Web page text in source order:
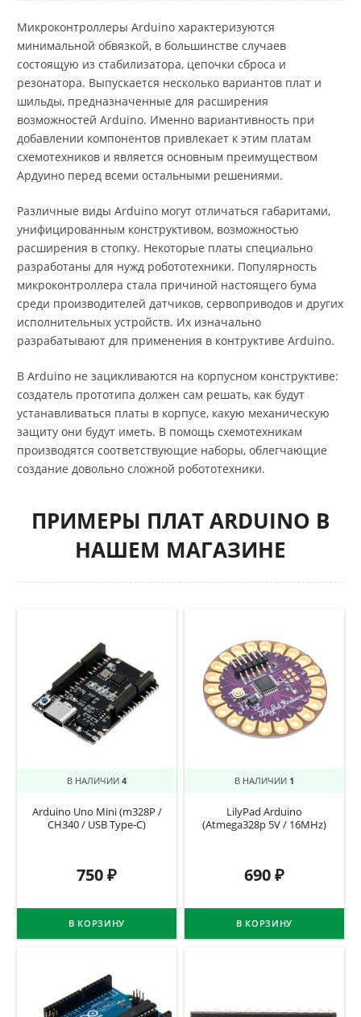
Микроконтроллеры Arduino характеризуются
минимальной обвязкой, в большинстве случаев
состоящую из стабилизатора, цепочки сброса и
резонатора. Выпускается несколько вариантов плат и
шильды, предназначенные для расширения
возможностей Arduino. Именно вариантивность при
добавлении компонентов привлекает к этим платам
схемотехников и является основным преимуществом
Ардуино перед всеми остальными решениями.
Различные виды Arduino могут отличаться габаритами,
унифицированным конструктивом, возможностью
расширения в стопку. Некоторые платы специально
разработаны для нужд робототехники. Популярность
микроконтроллера стала причиной настоящего бума
среди производителей датчиков, сервоприводов и других
исполнительных устройств. Их изначально
разрабатывают для применения в контруктиве Arduino.
В Arduino не зацикливаются на корпусном конструктиве:
создатель прототипа должен сам решать, как будут
устанавливаться платы в корпусе, какую механическую
защиту они будут иметь. В помощь схемотехникам
производятся соответствующие наборы, облегчающие
создание довольно сложной робототехники.
ПРИМЕРЫ ПЛАТ ARDUINO В
НАШЕМ МАГАЗИНЕ
В НАЛИЧИИ 4
Arduino Uno Mini (m328P /
CH340 / USB Type-C)
750₽
В КОРЗИНУ
В НАЛИЧИИ 1
LilyPad Arduino
(Atmega328p 5V / 16MHz)
690₽
В КОРЗИНУ